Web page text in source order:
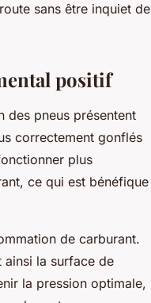
sans être inquiet de
positif
des pneus présentent
correctement gonflés
plus
ce qui est bénéfique
de carburant.
ainsi la surface de
la pression optimale,